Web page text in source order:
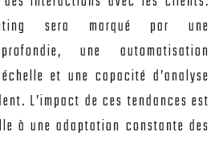
sera marqué par une
une automatisation
et une capacité d’analyse
L’impact de ces tendances est
à une adaptation constante des